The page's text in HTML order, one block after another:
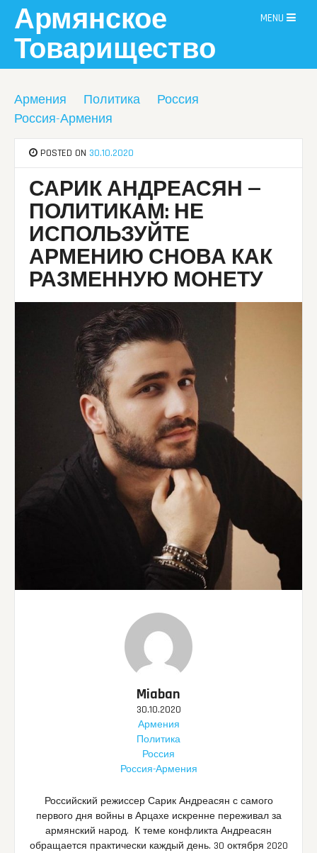
content
Армянское
Товарищество
MENU
Армения Политика
Россия
Россия-Армения
POSTED ON 30.10.2020
САРИК АНДРЕАСЯН —
ПОЛИТИКАМ: НЕ
ИСПОЛЬЗУЙТЕ
АРМЕНИЮ СНОВА КАК
РАЗМЕННУЮ МОНЕТУ
Miaban
30.10.2020
Армения
Политика
Россия
Россия-Армения
Российский режиссер Сарик Андреасян с самого
первого дня войны в Арцахе искренне переживал за
армянский народ. К теме конфликта Андреасян
обращается практически каждый день. 30 октября 2020